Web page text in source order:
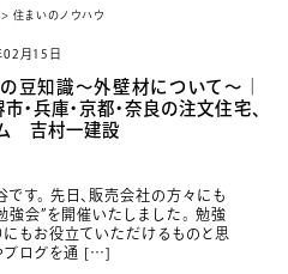
> 住まいのノウハウ
月15日
の豆知識〜外壁材について〜｜
・兵庫・京都・奈良の注文住宅、
ム 吉村一建設
す。 先日、販売会社の方々にも
強会”を開催いたしました。 勉強
にもお役立ていただけるものと思
ブログを通 […]